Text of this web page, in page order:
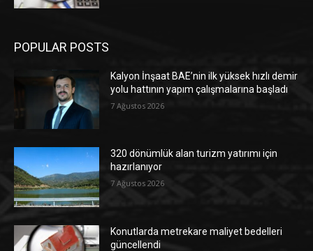
POPULAR POSTS
Kalyon İnşaat BAE’nin ilk yüksek hızlı demir
yolu hattının yapım çalışmalarına başladı
7 Ağustos 2026
320 dönümlük alan turizm yatırımı için
hazırlanıyor
7 Ağustos 2026
Konutlarda metrekare maliyet bedelleri
güncellendi